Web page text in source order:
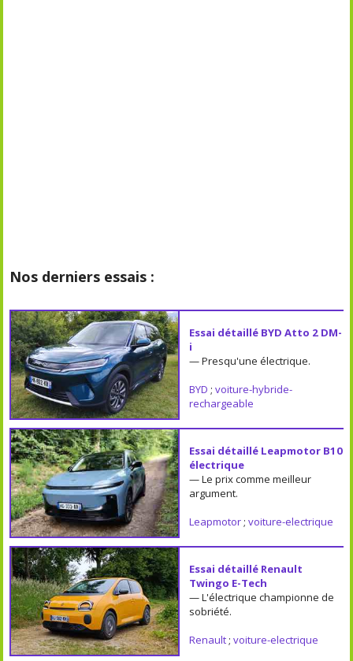
Nos derniers essais :
Essai détaillé BYD Atto 2 DM-
i
— Presqu'une électrique.
BYD ; voiture-hybride-
rechargeable
Essai détaillé Leapmotor B10
électrique
— Le prix comme meilleur
argument.
Leapmotor; voiture-electrique
Essai détaillé Renault
Twingo E-Tech
— L'électrique championne de
sobriété.
Renault; voiture-electrique